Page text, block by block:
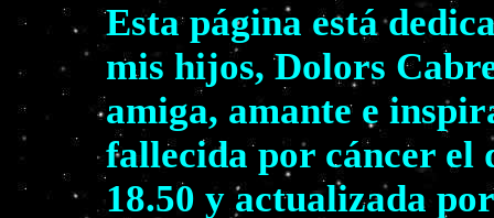
Esta página está
mis hijos, Dolors
amiga, amante e
fallecida por cáncer el
18.50 y actualizada